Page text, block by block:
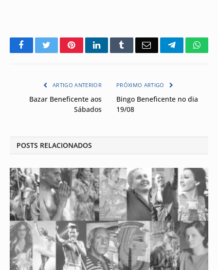
FacebookTwitterPinterestLinkedInTumblrEmail Telegram
ARTIGO ANTERIOR
Bazar Beneficente aos
Sábados
PRÓXIMO ARTIGO
Bingo Beneficente no dia
19/08
POSTS RELACIONADOS